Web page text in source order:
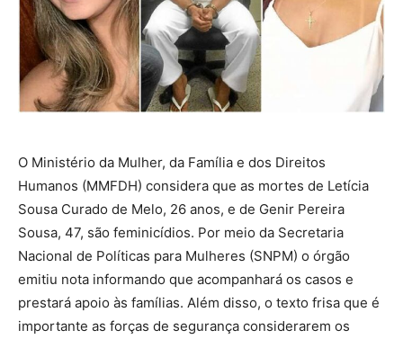
O Ministério da Mulher, da Família e dos Direitos
Humanos (MMFDH) considera que as mortes de Letícia
Sousa Curado de Melo, 26 anos, e de Genir Pereira
Sousa, 47, são feminicídios. Por meio da Secretaria
Nacional de Políticas para Mulheres (SNPM) o órgão
emitiu nota informando que acompanhará os casos e
prestará apoio às famílias. Além disso, o texto frisa que é
importante as forças de segurança considerarem os